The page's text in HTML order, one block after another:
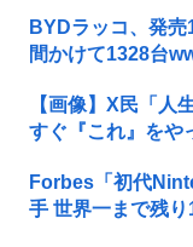
BYDラッコ、発
間かけて1328台
【画像】X民「人
すぐ『これ』をや
Forbes「初代
手 世界一まで残り